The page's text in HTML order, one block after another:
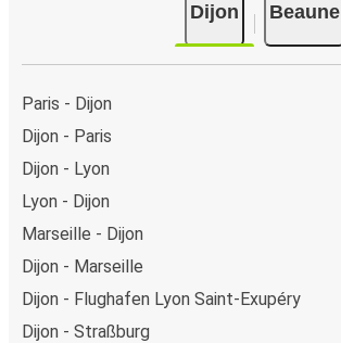
Dijon Beaune
Paris - Dijon
Dijon - Paris
Dijon - Lyon
Lyon - Dijon
Marseille - Dijon
Dijon - Marseille
Dijon - Flughafen Lyon Saint-Exupéry
Dijon - Straßburg